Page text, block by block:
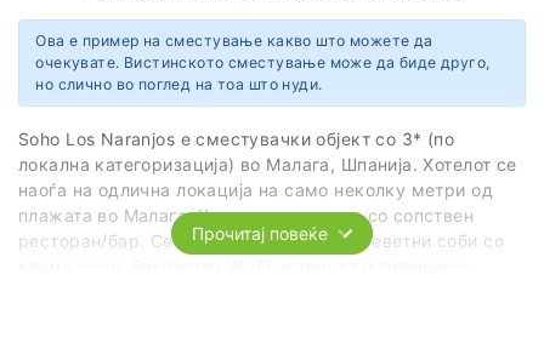
Ова е пример на сместување какво што можете да
очекувате. Вистинското сместување може да биде друго,
но слично во поглед на тоа што нуди.
Soho Los Naranjos e сместувачки објект со 3* (по
локална категоризација) во Малага, Шпанија. Хотелот се
наоѓа на одлична локација на само неколку метри од
плажата во Малага. Хотелот располага со сопствен
ресторан/бар. Се сместуваме во двокреветни соби со
Прочитај повеќе